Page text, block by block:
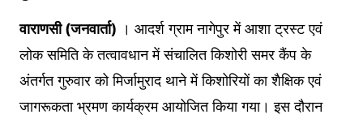
वाराणसी (जनवार्ता) । आदर्श ग्राम नागेपुर में आशा ट्रस्ट एवं
लोक समिति के तत्वावधान में संचालित किशोरी समर कैंप के
अंतर्गत गुरुवार को मिर्जामुराद थाने में किशोरियों का शैक्षिक एवं
जागरूकता भ्रमण कार्यक्रम आयोजित किया गया। इस दौरान